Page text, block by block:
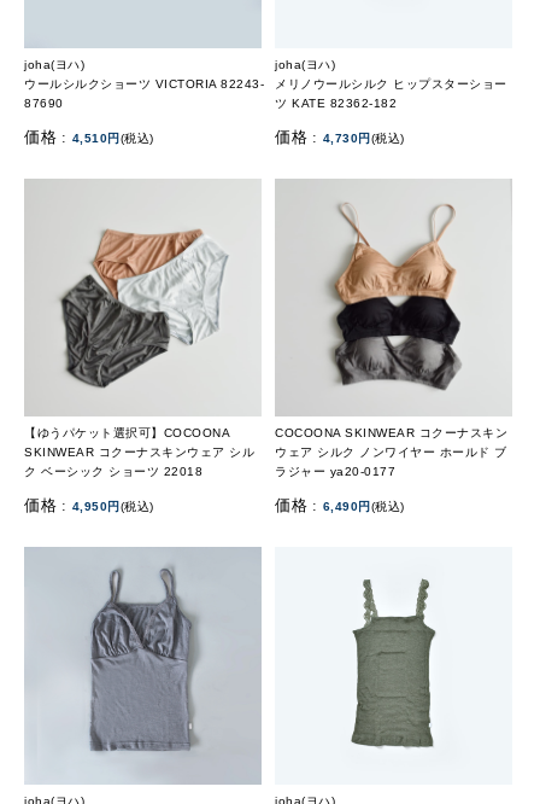
joha(ヨハ)
ウールシルクショーツ VICTORIA 82243-
87690
価格 : 4,510円(税込)
joha(ヨハ)
メリノウールシルク ヒップスターショー
ツ KATE 82362-182
価格 : 4,730円(税込)
【ゆうパケット選択可】COCOONA
SKINWEAR コクーナスキンウェア シル
ク ベーシック ショーツ 22018
価格 : 4,950円(税込)
COCOONA SKINWEAR コクーナスキン
ウェア シルク ノンワイヤー ホールド ブ
ラジャー ya20-0177
価格 : 6,490円(税込)
joha(ヨハ)
joha(ヨハ)